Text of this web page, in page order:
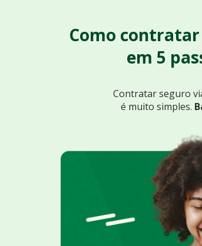
Como
em 5
Contratar seguro
é muito simples.